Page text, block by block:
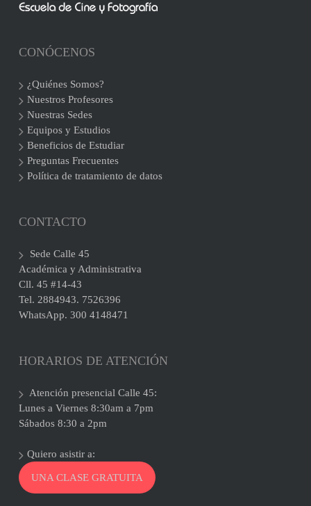
CONÓCENOS
¿Quiénes Somos?
Nuestros Profesores
Nuestras Sedes
Equipos y Estudios
Beneficios de Estudiar
Preguntas Frecuentes
Política de tratamiento de datos
CONTACTO
Sede Calle 45
Académica y Administrativa
Cll. 45 #14-43
Tel. 2884943. 7526396
WhatsApp. 300 4148471
HORARIOS DE ATENCIÓN
Atención presencial Calle 45:
Lunes a Viernes 8:30am a 7pm
Sábados 8:30 a 2pm
Quiero asistir a:
UNA CLASE GRATUITA